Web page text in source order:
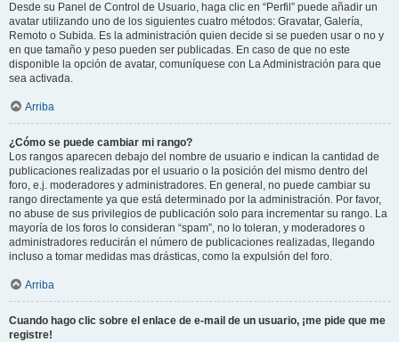
Desde su Panel de Control de Usuario, haga clic en “Perfil” puede añadir un
avatar utilizando uno de los siguientes cuatro métodos: Gravatar, Galería,
Remoto o Subida. Es la administración quien decide si se pueden usar o no y
en que tamaño y peso pueden ser publicadas. En caso de que no este
disponible la opción de avatar, comuníquese con La Administración para que
sea activada.
Arriba
¿Cómo se puede cambiar mi rango?
Los rangos aparecen debajo del nombre de usuario e indican la cantidad de
publicaciones realizadas por el usuario o la posición del mismo dentro del
foro, e.j. moderadores y administradores. En general, no puede cambiar su
rango directamente ya que está determinado por la administración. Por favor,
no abuse de sus privilegios de publicación solo para incrementar su rango. La
mayoría de los foros lo consideran “spam”, no lo toleran, y moderadores o
administradores reducirán el número de publicaciones realizadas, llegando
incluso a tomar medidas mas drásticas, como la expulsión del foro.
Arriba
Cuando hago clic sobre el enlace de e-mail de un usuario, ¡me pide que me
registre!